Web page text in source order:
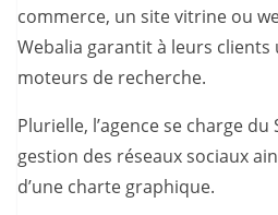
commerce, un site vitrine ou
Webalia garantit à leurs clients
moteurs de recherche.
Plurielle, l’agence se charge du
gestion des réseaux sociaux
d’une charte graphique.